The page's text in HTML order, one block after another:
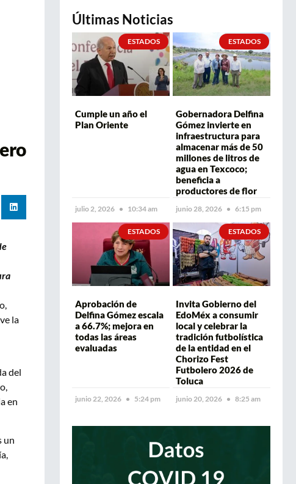
la
del
en
un
Últimas Noticias
ESTADOS
Cumple un año el
Plan Oriente
julio 2, 2026 10:34 am
ESTADOS
Gobernadora Delfina
Gómez invierte en
infraestructura para
almacenar más de 50
millones de litros de
agua en Texcoco;
beneficia a
productores de flor
junio 28, 2026 6:15 pm
ESTADOS
Aprobación de
Delfina Gómez escala
a 66.7%; mejora en
todas las áreas
evaluadas
junio 22, 2026 5:24 pm
ESTADOS
Invita Gobierno del
EdoMéx a consumir
local y celebrar la
tradición futbolística
de la entidad en el
Chorizo Fest
Futbolero 2026 de
Toluca
junio 20, 2026 8:25 am